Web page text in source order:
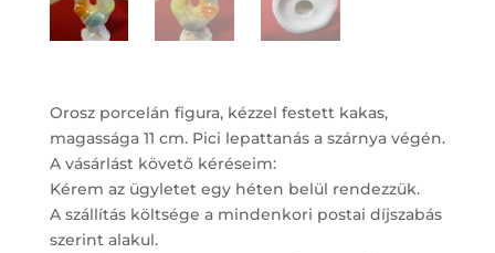
Orosz porcelán figura, kézzel festett kakas,
magassága 11 cm. Pici lepattanás a szárnya végén.
A vásárlást követő kéréseim:
Kérem az ügyletet egy héten belül rendezzük.
A szállítás költsége a mindenkori postai díjszabás
szerint alakul.